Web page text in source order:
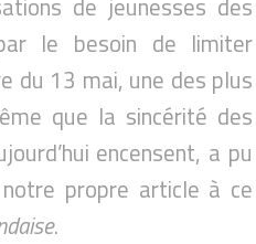
de jeunesses des
le besoin de limiter
du 13 mai, une des plus
que la sincérité des
encensent, a pu
propre article à ce
.